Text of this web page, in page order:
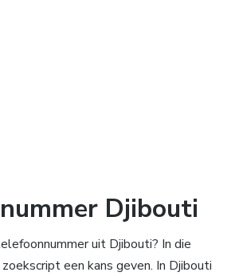
Djibouti
uit Djibouti? In die
een kans geven. In Djibouti